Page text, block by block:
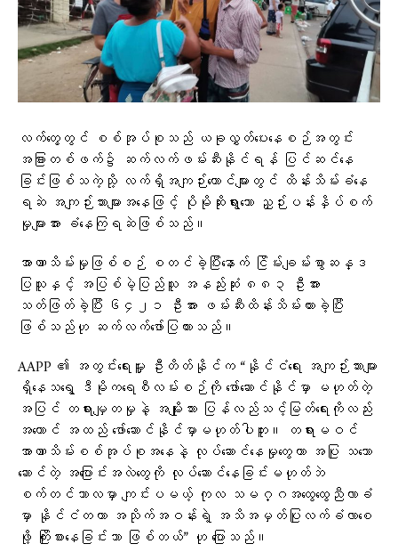
လက်တွေ့တွင် စစ်အုပ်စုသည် ယခုလွှတ်ပေးနေစဉ်အတွင်း
အခြားတစ်ဖက်၌ ဆက်လက်ဖမ်းဆီးနိုင်ရန် ပြင်ဆင်နေ
ခြင်းဖြစ်သကဲ့သို့ လက်ရှိအကျဉ်းထောင်များတွင် ထိန်းသိမ်းခံနေ
ရဆဲ အကျဉ်းသားများအနေဖြင့် ပိုမိုဆိုးရွားသော ညှဉ်းပန်းနှိပ်စက်
မှုများအား ခံနေကြရဆဲဖြစ်သည်။
အာဏာသိမ်းမှုဖြစ်စဉ် စတင်ခဲ့ပြီးနောက် ငြိမ်းချမ်းစွာဆန္ဒ
ပြသူနှင့် အပြစ်မဲ့ပြည်သူ အနည်းဆုံး ၈၈၃ ဦးအား
သတ်ဖြတ်ခဲ့ပြီး ၆၄၂၁ ဦးအား ဖမ်းဆီးထိန်းသိမ်းထားခဲ့ပြီး
ဖြစ်သည်ဟု ဆက်လက်​ဖော်ပြထားသည်။
AAPP ၏ အတွင်းရေးမှူး ဦးတိတ်နိုင်က “နိုင်ငံရေး အကျဉ်းသားများ
ရှိနေသရွေ့ ဒီမိုကရေစီလမ်းစဉ်ကို ဖော်ဆောင်နိုင်မှာ မဟုတ်တဲ့
အပြင် တရားမျှတမှုနဲ့ အမျိုးသား ပြန်လည်သင့်မြတ်ရေးကိုလည်း
အကောင် အထည် ဖော်ဆောင်နိုင်မှာမဟုတ်ပါဘူး။ တရားမဝင်
အာဏာသိမ်းစစ်အုပ်စုအနေနဲ့ လုပ်ဆောင်နေမှုတွေဟာ အပြု သဘော
ဆောင်တဲ့ အပြောင်းအလဲတွေကို လုပ်ဆောင်နေခြင်းမဟုတ်ဘဲ
စက်တင်ဘာလမှာ ကျင်းပမယ့် ကုလ သမဂ္ဂအထွေထွေညီလာခံ
မှာ နိုင်ငံတကာ အသိုက်အဝန်းရဲ့ အသိအမှတ်ပြုလက်ခံလာစေ
ဖို့ ကြိုးစားနေခြင်းသာ ဖြစ်တယ်” ဟု ပြောသည်။